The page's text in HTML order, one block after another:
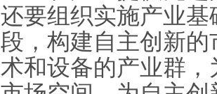
还要组织实施产业
段，构建自主创新
术和设备的产业群